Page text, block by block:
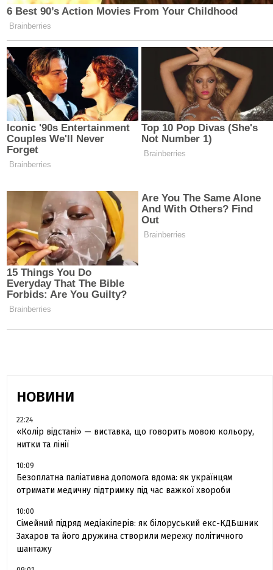
НОВИНИ
22:24
«Колір відстані» — виставка, що говорить мовою кольору,
нитки та лінії
10:09
Безоплатна паліативна допомога вдома: як українцям
отримати медичну підтримку під час важкої хвороби
10:00
Сімейний підряд медіакілерів: як білоруський екс-КДБшник
Захаров та його дружина створили мережу політичного
шантажу